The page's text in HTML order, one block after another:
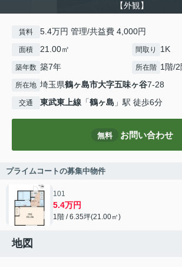
【外観】
賃料 5.4万円 管理/共益費 4,000円
面積 21.00㎡ 間取り 1K
築年数 築7年 所在階 1階/2
所在地 埼玉県鶴ヶ島市大字五味ヶ谷7-28
交通 東武東上線 「鶴ヶ島 」駅 徒歩6分
無料 お問い合わせ
プライムコートの募集中物件
101
5.4万円
1階 / 6.35坪(21.00㎡)
地図